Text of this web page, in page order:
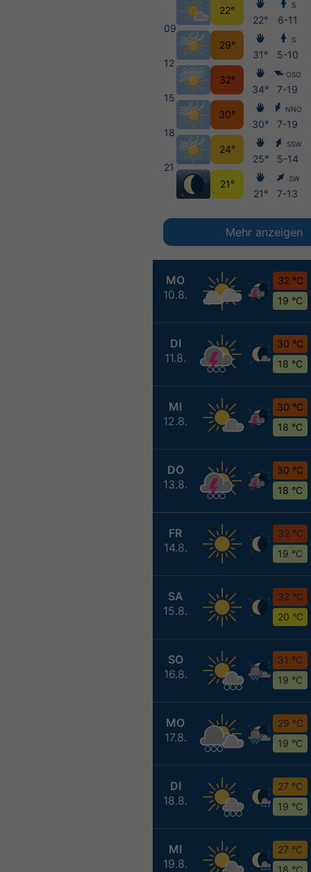
MO
10.8.
32 °C
19 °C
DI
11.8.
30 °C
18 °C
MI
12.8.
30 °C
18 °C
DO
13.8.
30 °C
18 °C
FR
14.8.
32 °C
19 °C
SA
15.8.
32 °C
20 °C
SO
16.8.
31 °C
19 °C
MO
17.8.
29 °C
19 °C
DI
18.8.
27 °C
19 °C
MI
19.8.
27 °C
18 °C
09
12
15
18
21
22°
29°
32°
30°
24°
21°
22°
31°
34°
30°
25°
21°
S
6-11
S
5-10
OSO
7-19
NNO
7-19
SSW
5-14
SW
7-13
Mehr anzeigen